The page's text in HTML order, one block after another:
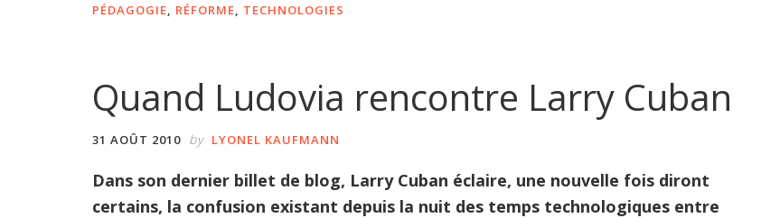
PÉDAGOGIE
RÉFORME TECHNOLOGIES
Quand Ludovia rencontre Larry Cuban
31 AOÛT 2010 by LYONEL KAUFMANN
Dans son dernier billet de blog, Larry Cuban éclaire, une nouvelle fois diront
certains, la confusion existant depuis la nuit des temps technologiques entre